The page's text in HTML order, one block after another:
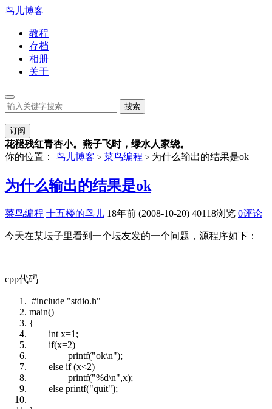
鸟儿博客
教程
存档
相册
关于
订阅
花褪残红青杏小。燕子飞时，绿水人家绕。
你的位置： 鸟儿博客 > 菜鸟编程 > 为什么输出的结果是ok
为什么输出的结果是ok
菜鸟编程 十五楼的鸟儿 18年前 (2008-10-20) 40118浏览 0评论
今天在某坛子里看到一个坛友发的一个问题，源程序如下：
cpp代码
#include "stdio.h"
main()
{
int x=1;
if(x=2)
printf("ok\n");
else if(x<2)
printf("%d\n",x);
else printf("quit");